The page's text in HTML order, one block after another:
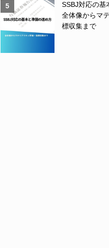
5
SSBJ対応の
全体像からマ
標収集まで